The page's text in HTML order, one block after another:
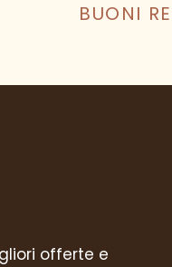
BUONI
offerte e